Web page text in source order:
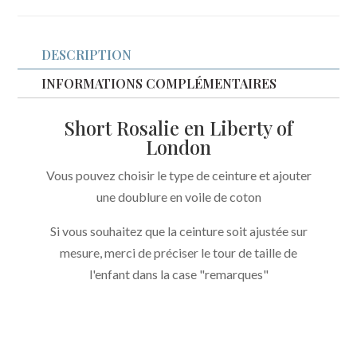
DESCRIPTION
INFORMATIONS COMPLÉMENTAIRES
Short Rosalie en Liberty of
London
Vous pouvez choisir le type de ceinture et ajouter
une doublure en voile de coton
Si vous souhaitez que la ceinture soit ajustée sur
mesure, merci de préciser le tour de taille de
l'enfant dans la case "remarques"